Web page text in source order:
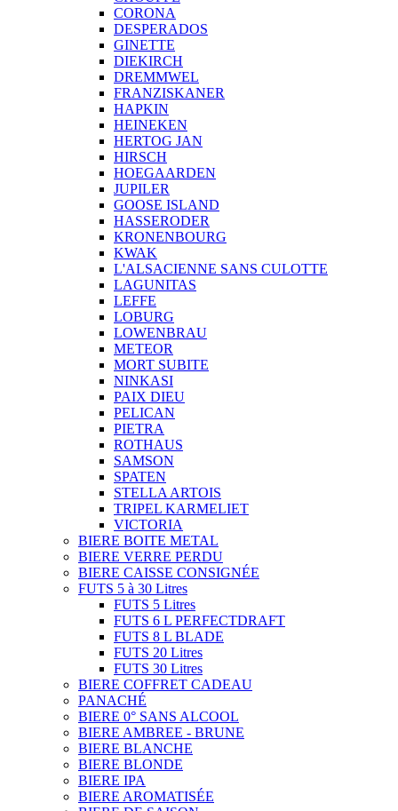
CORONA
DESPERADOS
GINETTE
DIEKIRCH
DREMMWEL
FRANZISKANER
HAPKIN
HEINEKEN
HERTOG JAN
HIRSCH
HOEGAARDEN
JUPILER
GOOSE ISLAND
HASSERODER
KRONENBOURG
KWAK
L'ALSACIENNE SANS CULOTTE
LAGUNITAS
LEFFE
LOBURG
LOWENBRAU
METEOR
MORT SUBITE
NINKASI
PAIX DIEU
PELICAN
PIETRA
ROTHAUS
SAMSON
SPATEN
STELLA ARTOIS
TRIPEL KARMELIET
VICTORIA
BIERE BOITE METAL
BIERE VERRE PERDU
BIERE CAISSE CONSIGNÉE
FUTS 5 à 30 Litres
FUTS 5 Litres
FUTS 6 L PERFECTDRAFT
FUTS 8 L BLADE
FUTS 20 Litres
FUTS 30 Litres
BIERE COFFRET CADEAU
PANACHÉ
BIERE 0° SANS ALCOOL
BIERE AMBREE - BRUNE
BIERE BLANCHE
BIERE BLONDE
BIERE IPA
BIERE AROMATISÉE